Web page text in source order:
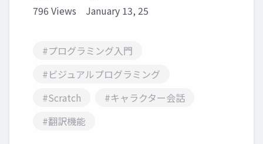
796 Views January 13, 25
#プログラミング入門
#ビジュアルプログラミング
#Scratch
#キャラクター会話
#翻訳機能